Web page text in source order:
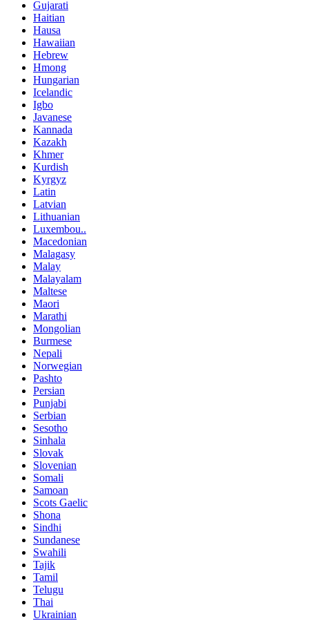
Gujarati
Haitian
Hausa
Hawaiian
Hebrew
Hmong
Hungarian
Icelandic
Igbo
Javanese
Kannada
Kazakh
Khmer
Kurdish
Kyrgyz
Latin
Latvian
Lithuanian
Luxembou..
Macedonian
Malagasy
Malay
Malayalam
Maltese
Maori
Marathi
Mongolian
Burmese
Nepali
Norwegian
Pashto
Persian
Punjabi
Serbian
Sesotho
Sinhala
Slovak
Slovenian
Somali
Samoan
Scots Gaelic
Shona
Sindhi
Sundanese
Swahili
Tajik
Tamil
Telugu
Thai
Ukrainian